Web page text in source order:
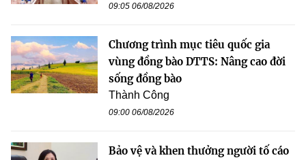
09:05 06/08/2026
Chương trình mục tiêu quốc gia
vùng đồng bào DTTS: Nâng cao đời
sống đồng bào
Thành Công
09:00 06/08/2026
Bảo vệ và khen thưởng người tố cáo